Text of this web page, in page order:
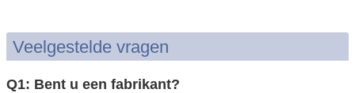
Veelgestelde vragen
Q1: Bent u een fabrikant?